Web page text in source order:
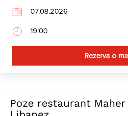
Rezerva o
Poze restaurant